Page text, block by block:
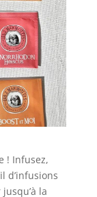
! Infusez,
d’infusions
la